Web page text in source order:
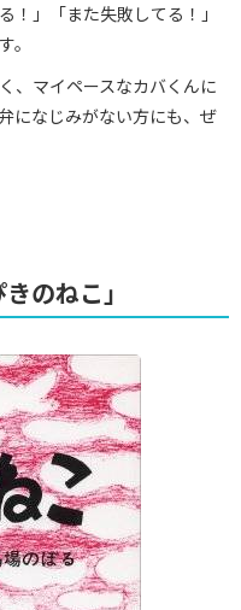
！」「また失敗してる！」
。
、マイペースなカバくんに
になじみがない方にも、ぜ
のねこ」